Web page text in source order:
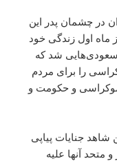
در چشمان پدر این
ماه اول زندگی خود
سعودی‌هایی شد که
را برای مردم
و حکومت و
جنایات پیاپی
آنها علیه